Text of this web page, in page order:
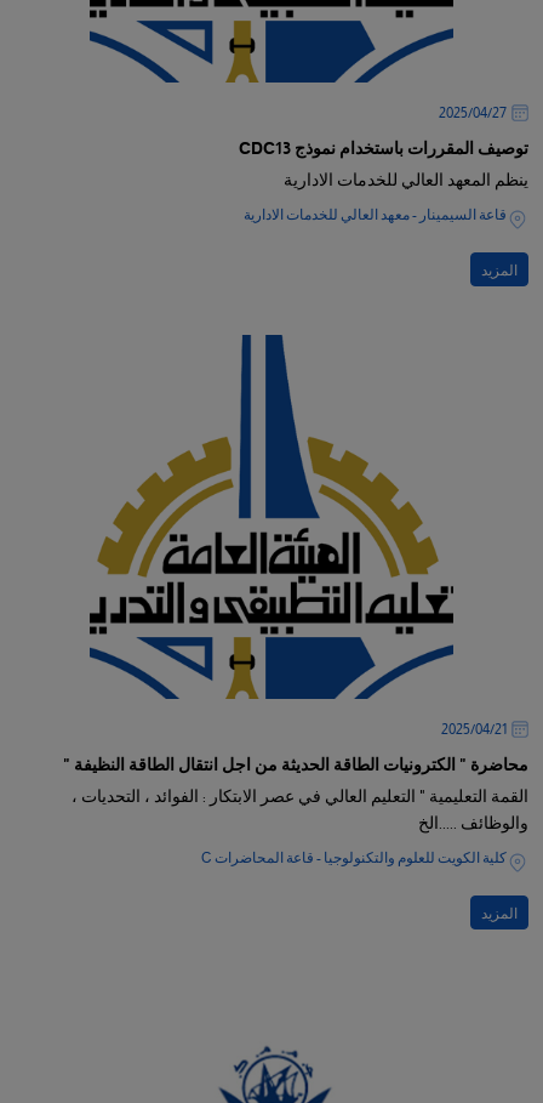
27‏/04‏/2025
توصيف المقررات باستخدام نموذج CDC13
ينظم المعهد العالي للخدمات الادارية
قاعة السيمينار - معهد العالي للخدمات الادارية
المزيد
21‏/04‏/2025
محاضرة " الكترونيات الطاقة الحديثة من اجل انتقال الطاقة النظيفة "
القمة التعليمية " التعليم العالي في عصر الابتكار : الفوائد ، التحديات ،
والوظائف .....الخ
كلية الكويت للعلوم والتكنولوجيا - قاعة المحاضرات C
المزيد